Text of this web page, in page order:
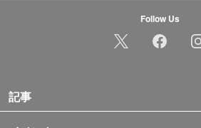
Follow Us
記事